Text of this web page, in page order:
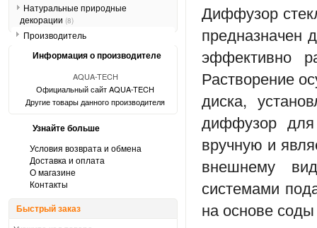
Диффузор
предназначен
эффективно
Растворение
диска,
диффузор
вручную и
внешнему
системами
на основе
Натуральные природные
декорации (8)
Производитель
Информация о производителе
AQUA-TECH
Официальный сайт AQUA-TECH
Другие товары данного производителя
Узнайте больше
Условия возврата и обмена
Доставка и оплата
О магазине
Контакты
Быстрый заказ